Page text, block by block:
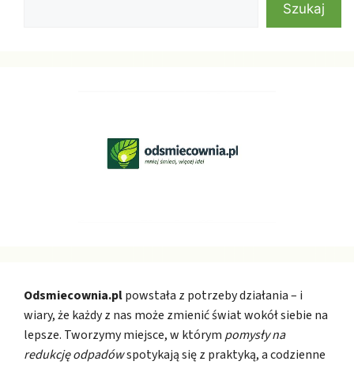
Szukaj
Odsmiecownia.plpowstała z potrzeby działania – i
wiary, że każdy z nas może zmienić świat wokół siebie na
lepsze. Tworzymy miejsce, w którym pomysły na
redukcję odpadówspotykają się z praktyką, a codzienne